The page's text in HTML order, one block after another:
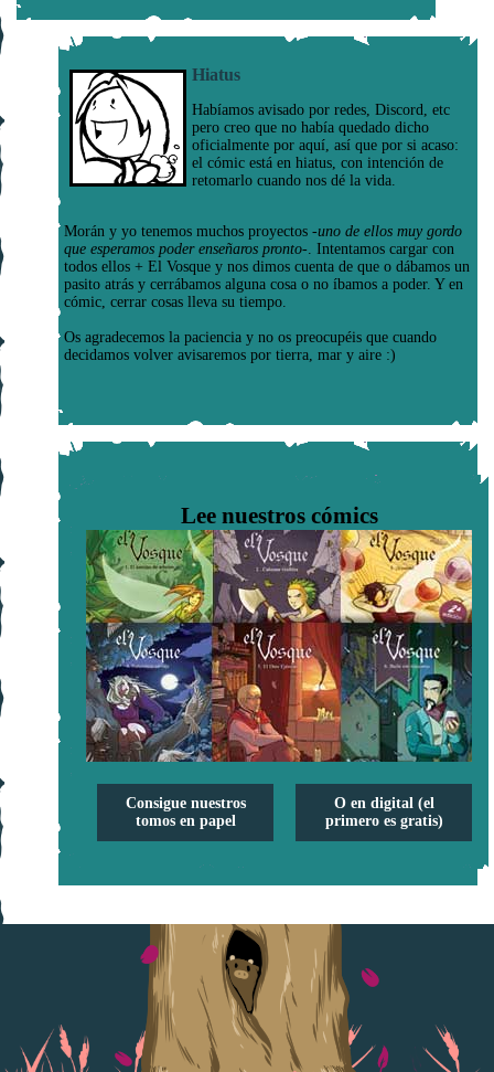
Hiatus
Habíamos avisado por redes, Discord, etc
pero creo que no había quedado dicho
oficialmente por aquí, así que por si acaso:
el cómic está en hiatus, con intención de
retomarlo cuando nos dé la vida.
Morán y yo tenemos muchos proyectos -uno de ellos muy gordo
que esperamos poder enseñaros pronto- . Intentamos cargar con
todos ellos + El Vosque y nos dimos cuenta de que o dábamos un
pasito atrás y cerrábamos alguna cosa o no íbamos a poder. Y en
cómic, cerrar cosas lleva su tiempo.
Os agradecemos la paciencia y no os preocupéis que cuando
decidamos volver avisaremos por tierra, mar y aire :)
Lee nuestros cómics
Consigue nuestros
tomos en papel
O en digital (el
primero es gratis)